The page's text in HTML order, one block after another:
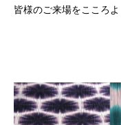
皆様のご来場をこころ